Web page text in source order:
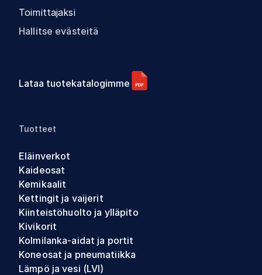
Toimittajaksi
Hallitse evästeitä
Lataa tuotekatalogimme
Tuotteet
Eläinverkot
Kaideosat
Kemikaalit
Kettingit ja vaijerit
Kiinteistöhuolto ja ylläpito
Kivikorit
Kolmilanka-aidat ja portit
Koneosat ja pneumatiikka
Lämpö ja vesi (LVI)